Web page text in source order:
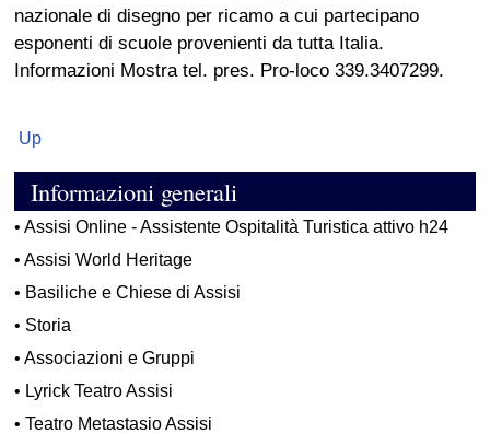
nazionale di disegno per ricamo a cui partecipano
esponenti di scuole provenienti da tutta Italia.
Informazioni Mostra tel. pres. Pro-loco 339.3407299.
Up
Informazioni generali
•Assisi Online - Assistente Ospitalità Turistica attivo h24
•Assisi World Heritage
• Basiliche e Chiese di Assisi
• Storia
•Associazioni e Gruppi
• Lyrick Teatro Assisi
•Teatro Metastasio Assisi